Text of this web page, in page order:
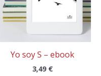
Yo soy S – ebook
3,49 €